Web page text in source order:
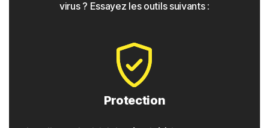
La protection Norton dispose d'outils pour détecter les
tentatives de phishing. Il s'agit de liens qui semblent sûrs
mais dirigent les utilisateurs vers des sites malveillants
qui collectent les données personnelles et les
virus ? Essayez les outils suivants :
Protection